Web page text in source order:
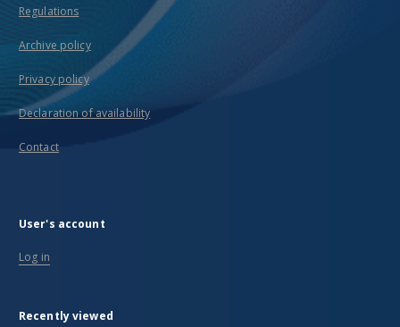
Regulations
Archive policy
Privacy policy
Declaration of availability
Contact
User's account
Log in
Recently viewed